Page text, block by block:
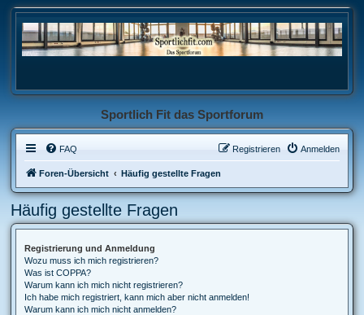
Sportlich Fit das Sportforum
FAQ Anmelden
Registrieren
Foren-Übersicht Häufig gestellte Fragen
Häufig gestellte Fragen
Registrierung und Anmeldung
Wozu muss ich mich registrieren?
Was ist COPPA?
Warum kann ich mich nicht registrieren?
Ich habe mich registriert, kann mich aber nicht anmelden!
Warum kann ich mich nicht anmelden?